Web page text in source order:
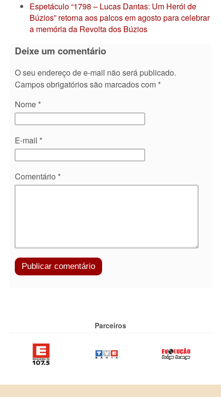
Espetáculo “1798 – Lucas Dantas: Um Herói de
Búzios” retorna aos palcos em agosto para celebrar
a memória da Revolta dos Búzios
Deixe um comentário
O seu endereço de e-mail não será publicado.
Campos obrigatórios são marcados com *
Nome *
E-mail *
Comentário *
Parceiros